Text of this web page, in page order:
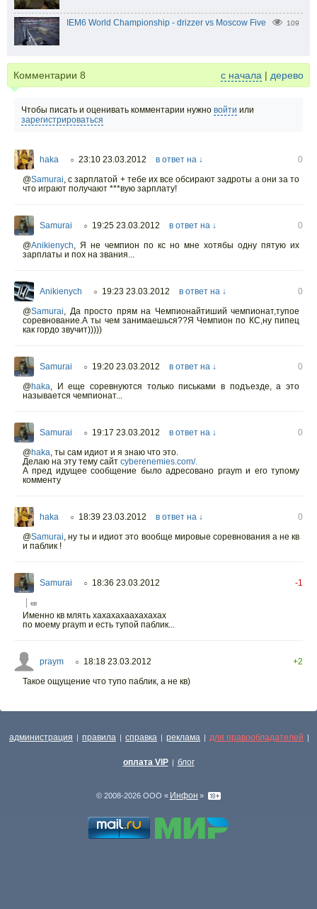
IEM6 World Championship - drizzer vs Moscow Five 109
Комментарии 8 с начала | дерево
Чтобы писать и оценивать комментарии нужно войти или
зарегистрироваться
haka ○ 23:10 23.03.2012 в ответ на ↓
0
@Samurai, с зарплатой + тебе их все обсирают задроты а они за то
что играют получают ***вую зарплату!
Samurai ○ 19:25 23.03.2012 в ответ на ↓
0
@Anikienych, Я не чемпион по кс но мне хотябы одну пятую их
зарплаты и пох на звания...
Anikienych ○ 19:23 23.03.2012 в ответ на ↓
0
@Samurai, Да просто прям на Чемпионайтиший чемпионат,тупое
соревнование.А ты чем занимаешься??Я Чемпион по КС,ну пипец
как гордо звучит)))))
Samurai ○ 19:20 23.03.2012 в ответ на ↓
0
@haka, И еще соревнуются только письками в подъезде, а это
называется чемпионат...
Samurai ○ 19:17 23.03.2012 в ответ на ↓
0
@haka, ты сам идиот и я знаю что это.
Делаю на эту тему сайт cyberenemies.com/.
А пред идущее сообщение было адресовано praym и его тупому
комменту
haka ○ 18:39 23.03.2012 в ответ на ↓
0
@Samurai, ну ты и идиот это вообще мировые соревнования а не кв
и паблик !
Samurai ○ 18:36 23.03.2012 -1
кв
Именно кв млять хахахахаахахахах
по моему praym и есть тупой паблик...
praym ○ 18:18 23.03.2012
+2
Такое ощущение что тупо паблик, а не кв)
администрация | правила | справка | реклама | для правообладателей |
оплата VIP | блог
© 2008-2026 ООО « Инфон »